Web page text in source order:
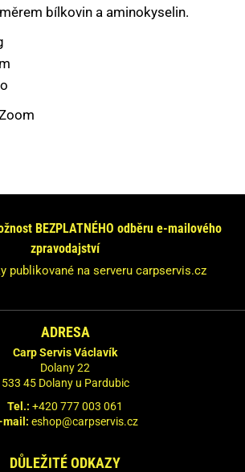
bílkovin a aminokyselin.
Vám do 24 hodin.
nebudeme nikde zveřejňovat.
BEZPLATNÉHO odběru e-mailového
zpravodajství
publikované na serveru carpservis.cz
ADRESA
Carp Servis Václavík
Dolany 22
533 45 Dolany u Pardubic
Tel.: +420 777 003 061
mail: eshop@carpservis.cz
DŮLEŽITÉ ODKAZY